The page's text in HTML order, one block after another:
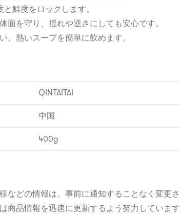
鮮度をロックします。
面を守り、揺れや逆さにしても安心です。
、熱いスープを簡単に飲めます。
QINTAITAI
中国
400g
などの情報は、事前に通知することなく変更さ
商品情報を迅速に更新するよう努力しています